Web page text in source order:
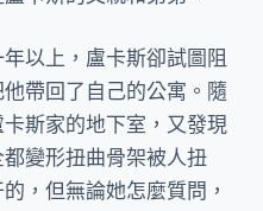
以上，盧卡斯卻試圖阻
帶回了自己的公寓。隨
斯家的地下室，又發現
變形扭曲骨架被人扭
，但無論她怎麼質問，